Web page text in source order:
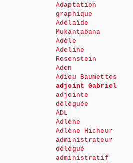
Adaptation
graphique
Adélaïde
Mukantabana
Adèle
Adeline
Rosenstein
Aden
Adieu Baumettes
adjoint Gabriel
adjointe
déléguée
ADL
Adlène
Adlène Hicheur
administrateur
délégué
administratif